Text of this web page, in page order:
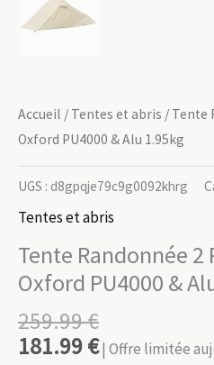
Accueil / Tentes et abris / Tente
Oxford PU4000 & Alu 1.95kg
UGS : d8gpqje79c9g0092khrg
Tentes et abris
Tente Randonnée 2
Oxford PU4000 &
259.99€
181.99€| Offre limitée